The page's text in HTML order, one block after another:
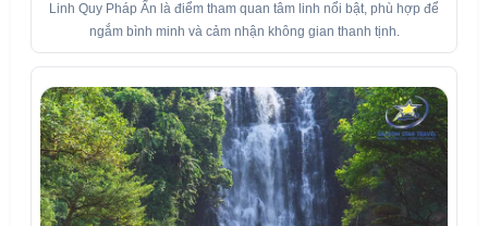
Linh Quy Pháp Ấn là điểm tham quan tâm linh nổi bật, phù hợp để
ngắm bình minh và cảm nhận không gian thanh tịnh.